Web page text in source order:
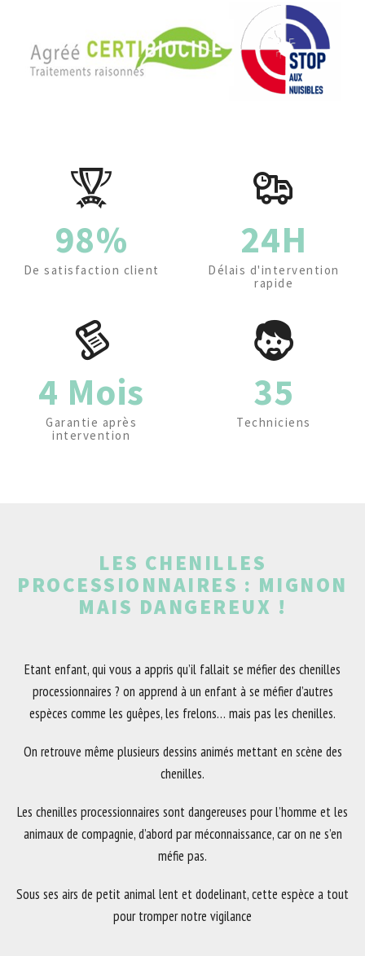
98%
De satisfaction client
24H
Délais d'intervention
rapide
4 Mois
Garantie après
intervention
35
Techniciens
LES CHENILLES
PROCESSIONNAIRES : MIGNON
MAIS DANGEREUX !
Etant enfant, qui vous a appris qu’il fallait se méfier des chenilles
processionnaires ? on apprend à un enfant à se méfier d’autres
espèces comme les guêpes, les frelons… mais pas les chenilles.
On retrouve même plusieurs dessins animés mettant en scène des
chenilles.
Les chenilles processionnaires sont dangereuses pour l’homme et les
animaux de compagnie, d’abord par méconnaissance, car on ne s’en
méfie pas.
Sous ses airs de petit animal lent et dodelinant, cette espèce a tout
pour tromper notre vigilance